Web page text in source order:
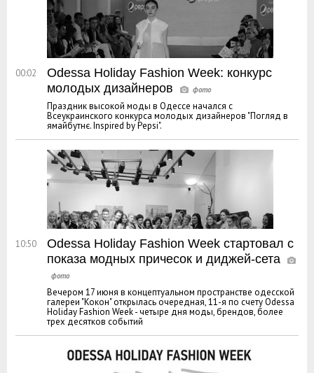
00:02
Odessa Holiday Fashion Week: конкурс
молодых дизайнеров
Праздник высокой моды в Одессе начался с
Всеукраинского конкурса молодых дизайнеров "Погляд в
ямайбутнє. Inspired by Pepsi".
10:50
Odessa Holiday Fashion Week стартовал с
показа модных причесок и диджей-сета
Вечером 17 июня в концептуальном пространстве одесской
галереи "Кокон" открылась очередная, 11-я по счету Odessa
Holiday Fashion Week - четыре дня моды, брендов, более
трех десятков событий